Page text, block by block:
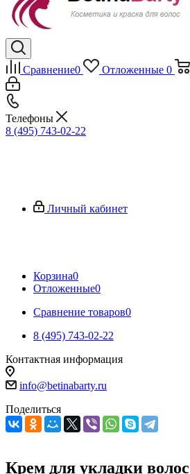
Сравнение0 Отложенные 0
Телефоны
8 (495) 743-02-22
Личный кабинет
Корзина0
Отложенные0
Сравнение товаров0
8 (495) 743-02-22
Контактная информация
info@betinabarty.ru
Поделиться
Крем для укладки